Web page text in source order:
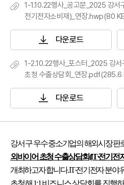
1-1.10.22행사_공고문_2025 강서
전기전자소비재)_연장.hwp(80
다운로드
1-2.10.22행사_포스터_2025 강서
초청 수출상담회_연장.pdf(285.6
다운로드
강서구우수 중소기업의 해외시장 판
외바이어 초청 수출상담회(IT·전기전
개최하고자 합니다. IT·전기전자 분야
초청해 1:1 비즈니스 상담회를 진행